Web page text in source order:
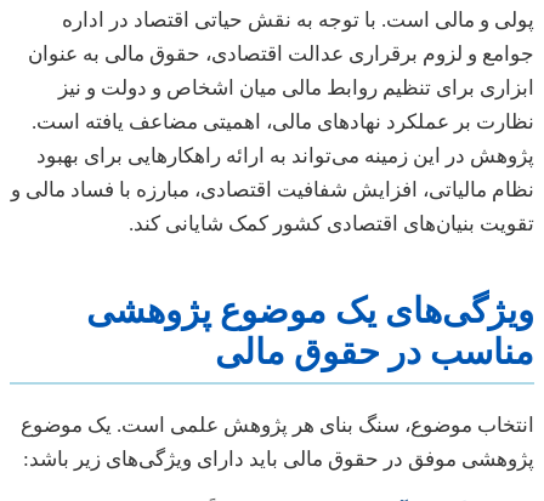
پولی و مالی است. با توجه به نقش حیاتی اقتصاد در اداره
جوامع و لزوم برقراری عدالت اقتصادی، حقوق مالی به عنوان
ابزاری برای تنظیم روابط مالی میان اشخاص و دولت و نیز
نظارت بر عملکرد نهادهای مالی، اهمیتی مضاعف یافته است.
پژوهش در این زمینه می‌تواند به ارائه راهکارهایی برای بهبود
نظام مالیاتی، افزایش شفافیت اقتصادی، مبارزه با فساد مالی و
تقویت بنیان‌های اقتصادی کشور کمک شایانی کند.
ویژگی‌های یک موضوع پژوهشی
مناسب در حقوق مالی
انتخاب موضوع، سنگ بنای هر پژوهش علمی است. یک موضوع
پژوهشی موفق در حقوق مالی باید دارای ویژگی‌های زیر باشد: